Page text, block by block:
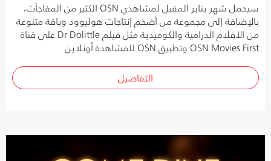
سيحمل شهر يناير المقبل لمشاهدي OSN الكثير من المفاجآت،
بالإضافة إلى مجموعة من أضخم إنتاجات هوليوود وباقة متنوعة
من الأفلام الدرامية والكوميدية مثل فيلم Dr Dolittle على قناة
OSN Movies First وتطبيق OSN للمشاهدة أونلاين
التفاصيل